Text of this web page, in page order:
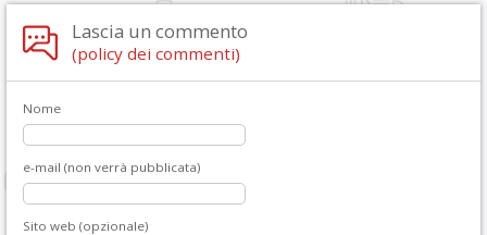
Lascia un commento
(policy dei commenti)
Nome
e-mail (non verrà pubblicata)
Sito web (opzionale)